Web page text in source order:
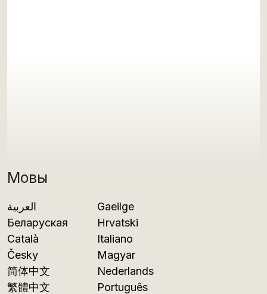
Мовы
العربية
Беларуская
Català
Česky
简体中文
繁體中文
Gaeilge
Hrvatski
Italiano
Magyar
Nederlands
Português